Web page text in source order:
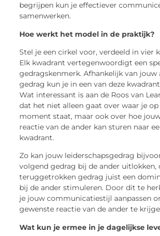
begrijpen kun je effectiever
samenwerken.
Hoe werkt het model in de praktijk?
Stel je een cirkel voor, verdeeld in vier
Elk kwadrant vertegenwoordigt een
gedragskenmerk. Afhankelijk van jouw
gedrag kun je in een van deze
Wat interessant is aan de Roos van
dat het niet alleen gaat over waar je
moment staat, maar ook over hoe
reactie van de ander kan sturen naar
kwadrant.
Zo kan jouw leiderschapsgedrag
volgend gedrag bij de ander uitlokken,
teruggetrokken gedrag juist een
bij de ander stimuleren. Door dit te
je jouw communicatiestijl aanpassen
gewenste reactie van de ander te
Wat kun je ermee in je dagelijkse